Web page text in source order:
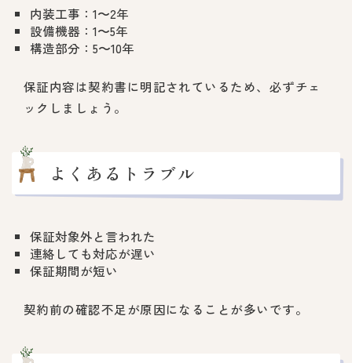
内装工事：1〜2年
設備機器：1〜5年
構造部分：5〜10年
保証内容は契約書に明記されているため、必ずチェ
ックしましょう。
よくあるトラブル
保証対象外と言われた
連絡しても対応が遅い
保証期間が短い
契約前の確認不足が原因になることが多いです。